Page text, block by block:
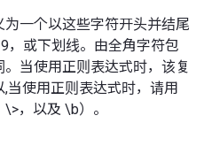
一个以这些字符开头并结尾
，或下划线。由全角字符包
当使用正则表达式时，该复
当使用正则表达式时，请用
，以及 \b）。